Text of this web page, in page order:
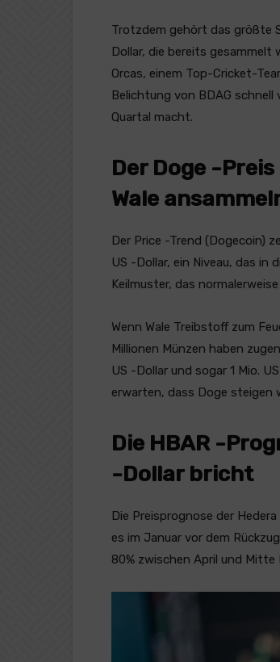
Trotzdem gehört das größte
Dollar, die bereits gesammelt
Orcas, einem Top-Cricket-
Belichtung von BDAG
Quartal macht.
Der Doge -
Wale
Der Price -Trend (Dogecoin)
US -Dollar, ein Niveau, das
Keilmuster, das
Wenn Wale Treibstoff zum
Millionen Münzen haben
US -Dollar und sogar 1 Mio.
erwarten, dass Doge steigen
Die HBAR -
-Dollar bricht
Die Preisprognose der
es im Januar vor dem
80% zwischen April und